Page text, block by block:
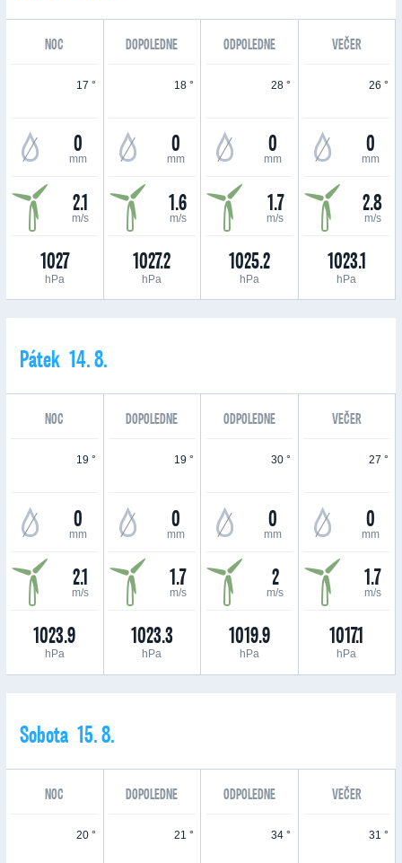
NOC DOPOLEDNE ODPOLEDNE VEČER
17 °
0
mm
2.1
m/s
1027
hPa
18 °
0
mm
1.6
m/s
1027.2
hPa
28 °
0
mm
1.7
m/s
1025.2
hPa
26 °
0
mm
2.8
m/s
1023.1
hPa
Pátek 14. 8.
NOC DOPOLEDNE ODPOLEDNE VEČER
19 °
0
mm
2.1
m/s
1023.9
hPa
19 °
0
mm
1.7
m/s
1023.3
hPa
30 °
0
mm
2
m/s
1019.9
hPa
27 °
0
mm
1.7
m/s
1017.1
hPa
Sobota 15. 8.
NOC DOPOLEDNE ODPOLEDNE VEČER
20 ° 21 ° 34 ° 31 °